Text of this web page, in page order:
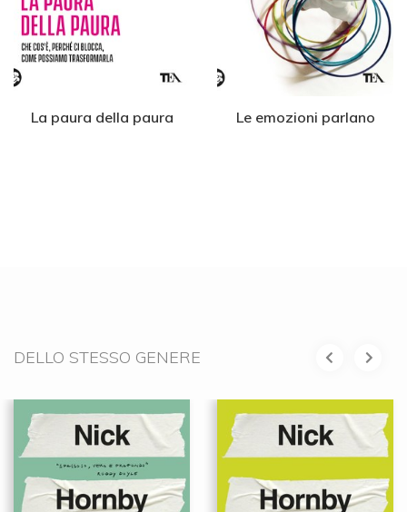
La paura della paura Le emozioni parlano
DELLO STESSO GENERE